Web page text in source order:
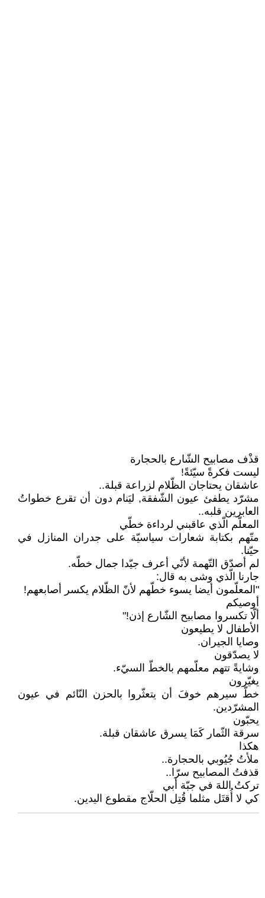
قذْف مصابيح الشّارع بالحجارة
ليست فكرةً سيّئةً!
عاشقان يحتاجان الظّلام لزراعة قبلة..
مشرّد يطفئ عيون الشّفقة, ليَنام دون أن تقرع خطواتُ
العابرين قلبه..
المعلّم الّذي عاقبني لرداءة خطّي
متّهم بكتابة شعارات سياسيّة على جدران المنازل في
حيّنا.
لم أصدّق التّهمة لأنّي أعرف جيّدا جمال خطّه.
جارنا الّذي وشى به قال:
"المعلّمون أيضا يسوء خطّهم لأنّ الظّلام يكسر أصابعهم!
أوصيكم
ألّا تكسروا مصابيح الشّارع إذن!"
الأطفال لا يطيعون
وصايا الجيران.
لا يصدّقون
وشايةً تتهم معلّمهم بالخطّ السيّء.
يغيّرون
خطّ سيرهم خوفَ أن يتعثّروا بالحزن النّائم في عيون
المشرّدين.
يحبّون
سرقة الثّمار كَمَا يسرق عاشقان قبلة.
هكذا
ملأتُ جُيُوبي بالحجارة..
قذفتُ المصابيح سرّا..
تركتُ اللهَ في جبّة أبي
كي لا أُقتَل مثلما قُتِل الحلّاج مقطوع اليدين.